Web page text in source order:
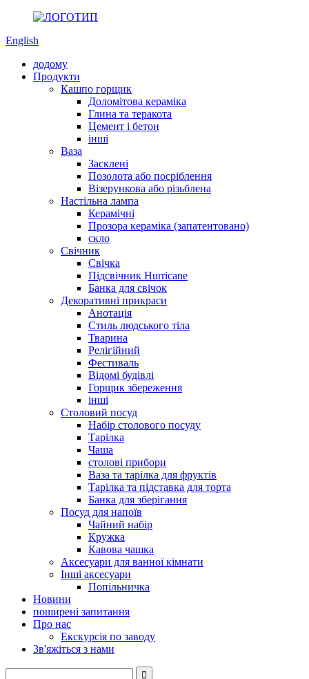
English
додому
Продукти
Кашпо горщик
Доломітова кераміка
Глина та теракота
Цемент і бетон
інші
Ваза
Засклені
Позолота або посріблення
Візерункова або різьблена
Настільна лампа
Керамічні
Прозора кераміка (запатентовано)
скло
Свічник
Свічка
Підсвічник Hurricane
Банка для свічок
Декоративні прикраси
Анотація
Стиль людського тіла
Тварина
Релігійний
Фестиваль
Відомі будівлі
Горщик збереження
інші
Столовий посуд
Набір столового посуду
Тарілка
Чаша
столові прибори
Ваза та тарілка для фруктів
Тарілка та підставка для торта
Банка для зберігання
Посуд для напоїв
Чайний набір
Кружка
Кавова чашка
Аксесуари для ванної кімнати
Інші аксесуари
Попільничка
Новини
поширені запитання
Про нас
Екскурсія по заводу
Зв'яжіться з нами